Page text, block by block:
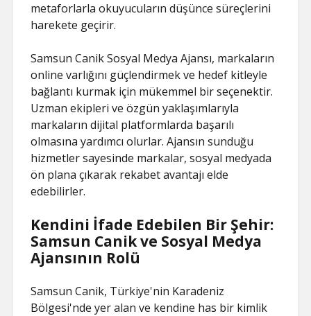
metaforlarla okuyucuların düşünce süreçlerini
harekete geçirir.
Samsun Canik Sosyal Medya Ajansı, markaların
online varlığını güçlendirmek ve hedef kitleyle
bağlantı kurmak için mükemmel bir seçenektir.
Uzman ekipleri ve özgün yaklaşımlarıyla
markaların dijital platformlarda başarılı
olmasına yardımcı olurlar. Ajansın sunduğu
hizmetler sayesinde markalar, sosyal medyada
ön plana çıkarak rekabet avantajı elde
edebilirler.
Kendini İfade Edebilen Bir Şehir:
Samsun Canik ve Sosyal Medya
Ajansının Rolü
Samsun Canik, Türkiye'nin Karadeniz
Bölgesi'nde yer alan ve kendine has bir kimlik